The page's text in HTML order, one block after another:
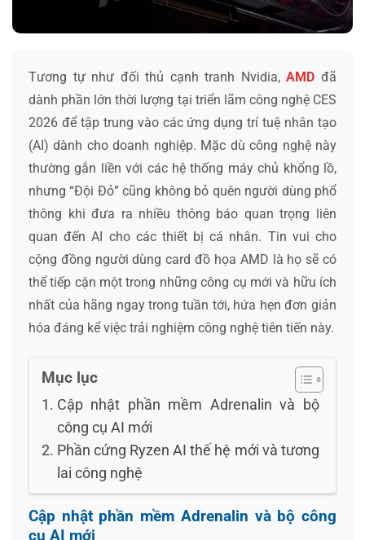
Tương tự như đối thủ cạnh tranh Nvidia,AMD đã
dành phần lớn thời lượng tại triển lãm công nghệ CES
2026 để tập trung vào các ứng dụng trí tuệ nhân tạo
(AI) dành cho doanh nghiệp. Mặc dù công nghệ này
thường gắn liền với các hệ thống máy chủ khổng lồ,
nhưng “Đội Đỏ” cũng không bỏ quên người dùng phổ
thông khi đưa ra nhiều thông báo quan trọng liên
quan đến AI cho các thiết bị cá nhân. Tin vui cho
cộng đồng người dùng card đồ họa AMD là họ sẽ có
thể tiếp cận một trong những công cụ mới và hữu ích
nhất của hãng ngay trong tuần tới, hứa hẹn đơn giản
hóa đáng kể việc trải nghiệm công nghệ tiên tiến này.
Mục lục
Cập nhật phần mềm Adrenalin và bộ
công cụ AI mới
Phần cứng Ryzen AI thế hệ mới và tương
lai công nghệ
Cập nhật phần mềm Adrenalin và bộ công
cụ AI mới